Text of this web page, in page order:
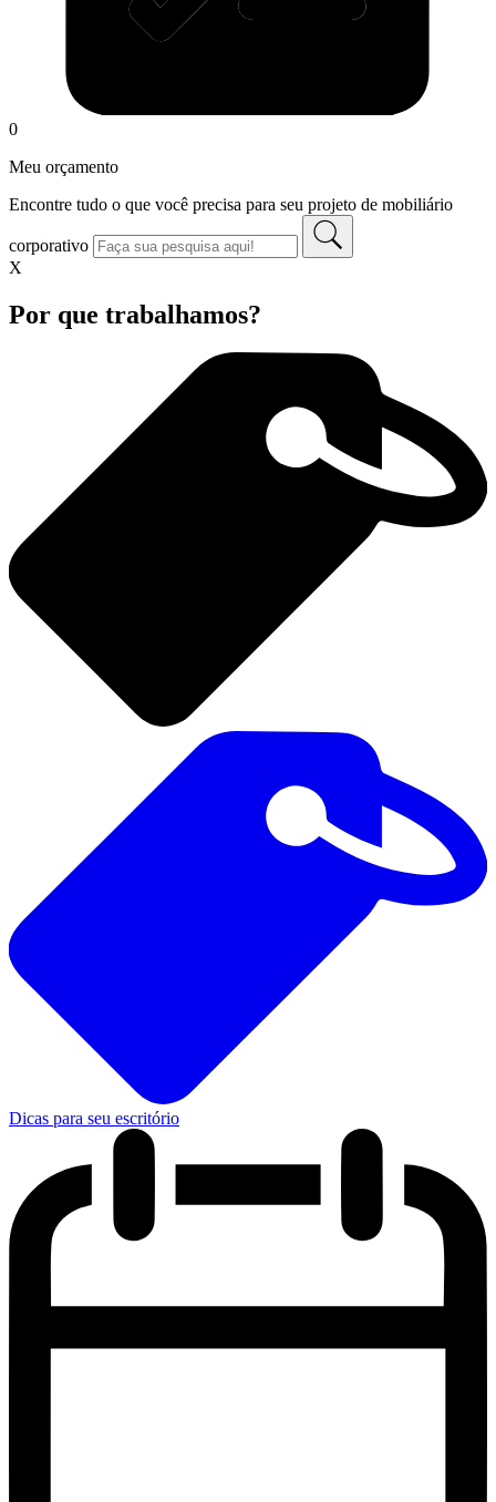
0
Meu orçamento
Encontre tudo o que você precisa para seu projeto de mobiliário
corporativo
X
Por que trabalhamos?
Dicas para seu escritório